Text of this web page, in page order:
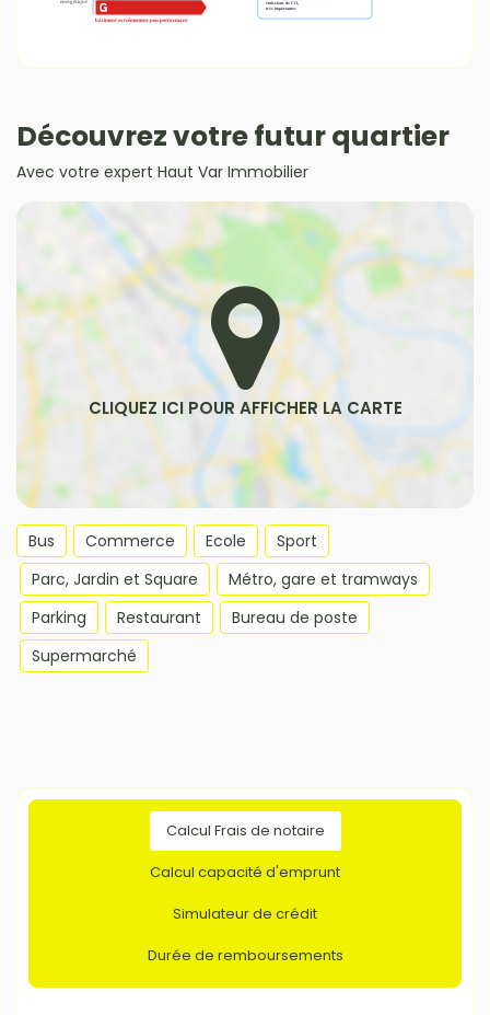
Découvrez votre futur quartier
Avec votre expert Haut Var Immobilier
Bus Commerce Ecole
Sport
Parc, Jardin et Square
Métro, gare et tramways
Parking
Restaurant
Bureau de poste
Supermarché
Calcul Frais de notaire
Calcul capacité d'emprunt
Simulateur de crédit
Durée de remboursements